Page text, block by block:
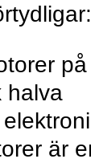
på
halva
är